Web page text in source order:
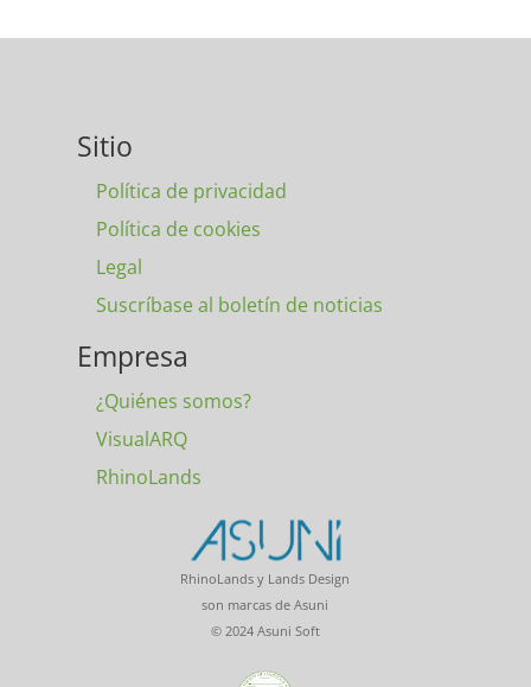
Sitio
Política de privacidad
Política de cookies
Legal
Suscríbase al boletín de noticias
Empresa
¿Quiénes somos?
VisualARQ
RhinoLands
RhinoLands y Lands Design
son marcas de Asuni
© 2024 Asuni Soft